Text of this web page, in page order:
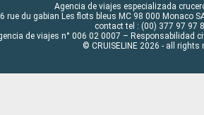
Agencia de viajes especializada
rue du gabian Les flots bleus MC 98 000 Monaco
contact tel : (00) 377 97 97
de viajes n° 006 02 0007 – Responsabilidad
© CRUISELINE 2026 - all rights